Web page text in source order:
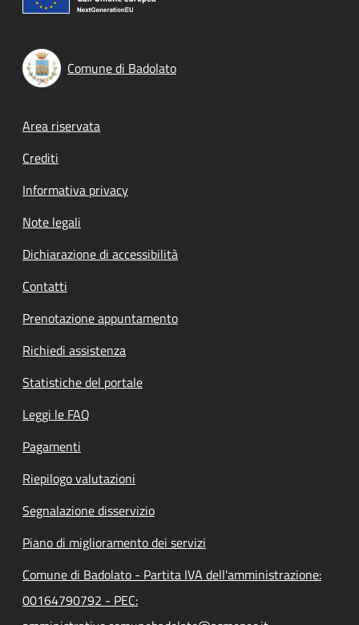
Comune di Badolato
Footer menu
Area riservata
Crediti
Informativa privacy
Note legali
Dichiarazione di accessibilità
Contatti
Prenotazione appuntamento
Richiedi assistenza
Statistiche del portale
Leggi le FAQ
Pagamenti
Riepilogo valutazioni
Segnalazione disservizio
Piano di miglioramento dei servizi
Comune di Badolato - Partita IVA dell'amministrazione:
00164790792 - PEC: